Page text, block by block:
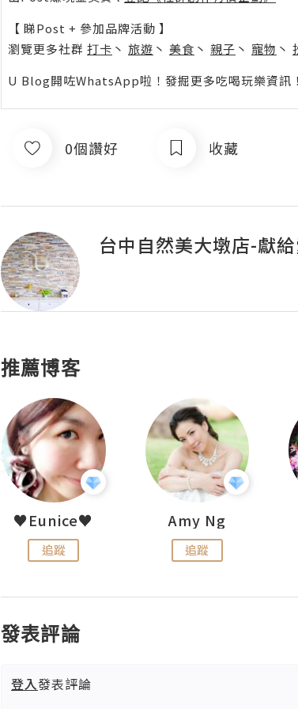
【 睇Post + 參加品牌活動 】
瀏覽更多社群 打卡 丶 旅遊 丶 美食 丶 親子 丶 寵物 丶
U Blog開咗WhatsApp啦！發掘更多吃喝玩樂資訊
0個讚好 收藏
台中自然美大墩店-獻
推薦博客
♥Eunice♥
追蹤
Amy Ng
追蹤
發表評論
登入發表評論